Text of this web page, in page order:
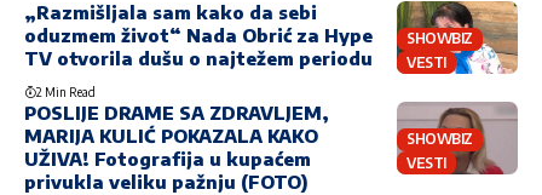
SHOWBIZ
VESTI
„Razmišljala sam kako da sebi
oduzmem život“ Nada Obrić za Hype
TV otvorila dušu o najtežem periodu
2 Min Read
SHOWBIZ
VESTI
POSLIJE DRAME SA ZDRAVLJEM,
MARIJA KULIĆ POKAZALA KAKO
UŽIVA! Fotografija u kupaćem
privukla veliku pažnju (FOTO)